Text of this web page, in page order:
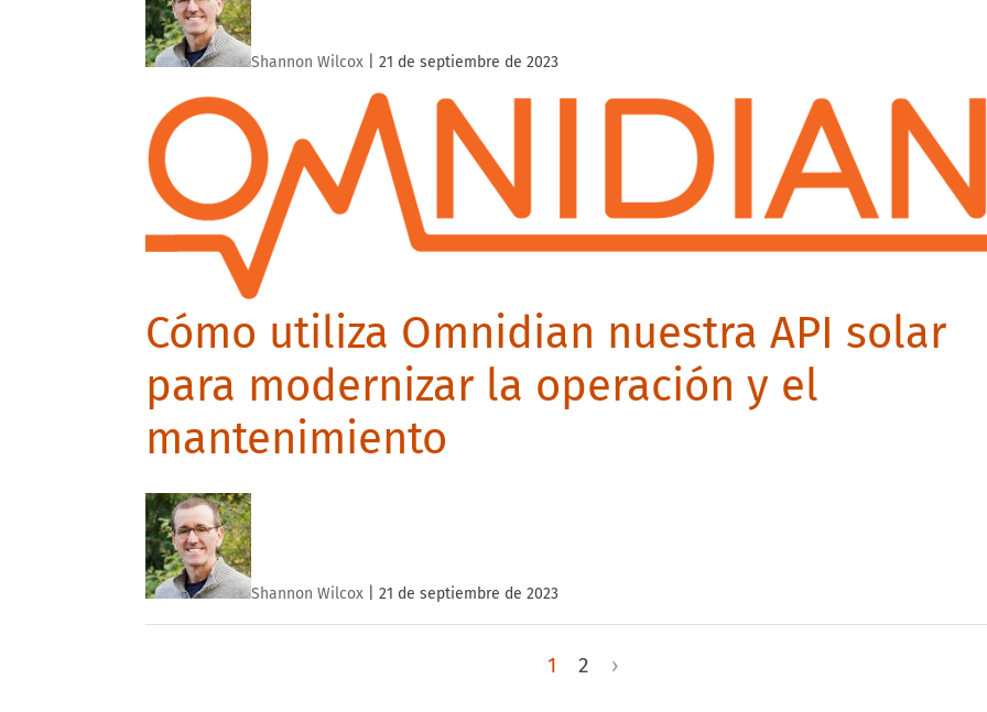
Shannon Wilcox 21 de septiembre de 2023
Cómo utiliza Omnidian nuestra API solar
para modernizar la operación y el
mantenimiento
Shannon Wilcox 21 de septiembre de 2023
1 2 ›